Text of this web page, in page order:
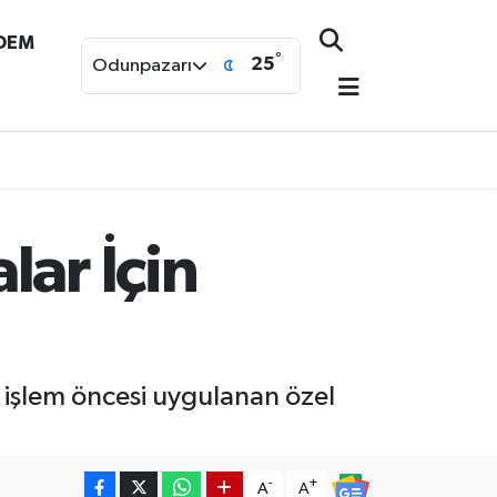
Odunpazarı 25°
İçin
öncesi uygulanan özel
A- A+